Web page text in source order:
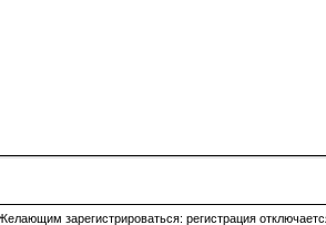
зарегистрироваться: регистрация